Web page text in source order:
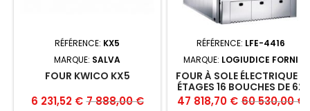
RÉFÉRENCE: KX5
MARQUE: SALVA
FOUR KWICO KX5
Prix
6 231,52 € Prix
7 888,00 €
RÉFÉRENCE: LFE-4416
MARQUE: LOGIUDICE FORNI
FOUR À SOLE ÉLECTRIQUE 4
ÉTAGES 16 BOUCHES DE 62
- L248XP165 ENERGY 62
Prix
47 818,70 € Prix
60 530,00 €